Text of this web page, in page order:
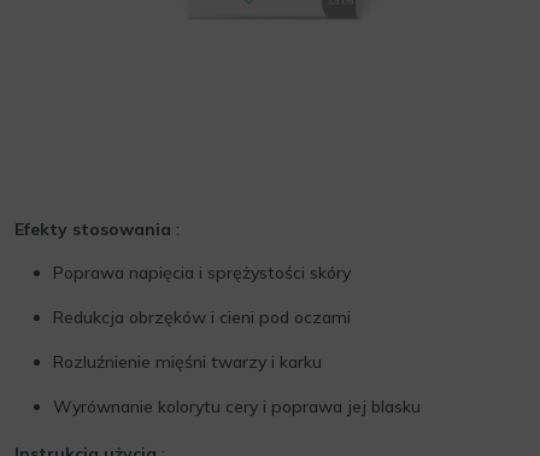
Efekty stosowania :
Poprawa napięcia i sprężystości skóry
Redukcja obrzęków i cieni pod oczami
Rozluźnienie mięśni twarzy i karku
Wyrównanie kolorytu cery i poprawa jej blasku